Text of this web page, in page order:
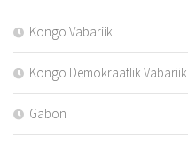
Kongo Vabariik
Kongo Demokraatlik Vabariik
Gabon